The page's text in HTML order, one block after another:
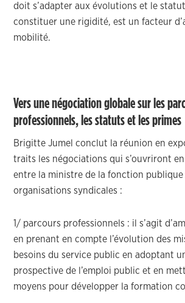
doit s’adapter aux évolutions et le
constituer une rigidité, est un facteur
mobilité.
Vers une négociation globale sur les
professionnels, les statuts et les primes
Brigitte Jumel conclut la réunion en
traits les négociations qui s’ouvriront
entre la ministre de la fonction publique
organisations syndicales :
1/ parcours professionnels : il s’agit
en prenant en compte l’évolution des
besoins du service public en adoptant
prospective de l’emploi public et en
moyens pour développer la formation